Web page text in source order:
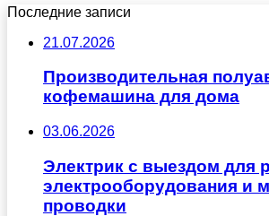
Последние записи
21.07.2026
Производительная
кофемашина для дома
03.06.2026
Электрик с выездом для
электрооборудования и
проводки